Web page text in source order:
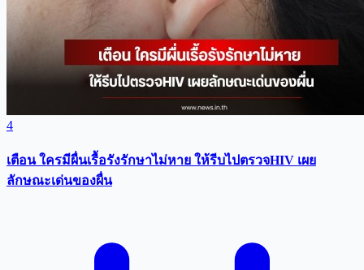
4
เตือน ใครมีผื่นเรื้อรังรักษาไม่หาย ให้รีบไปตรวจHIV เผย
ลักษณะเด่นของผื่น